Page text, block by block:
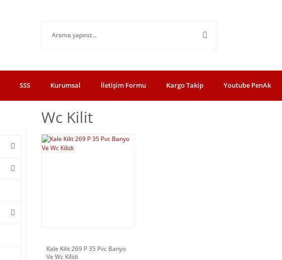
SSS Kurumsal İletişim Formu Kargo Takip Youtube PenAk
Wc Kilit
Kale Kilit 269 P 35 Pvc Banyo
Ve Wc Kilidi